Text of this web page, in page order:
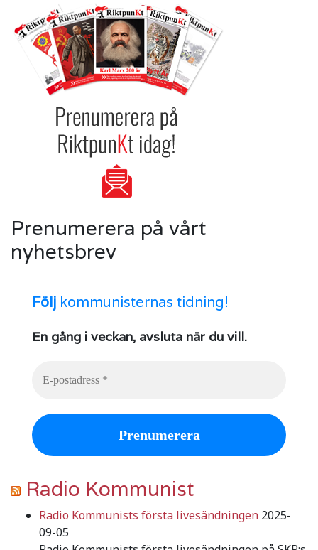
Prenumerera på vårt
nyhetsbrev
Följ kommunisternas tidning!
En gång i veckan, avsluta när du vill.
Radio Kommunist
Radio Kommunists första livesändningen 2025-
09-05